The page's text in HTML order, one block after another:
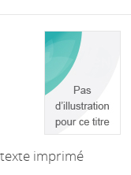
imprimé